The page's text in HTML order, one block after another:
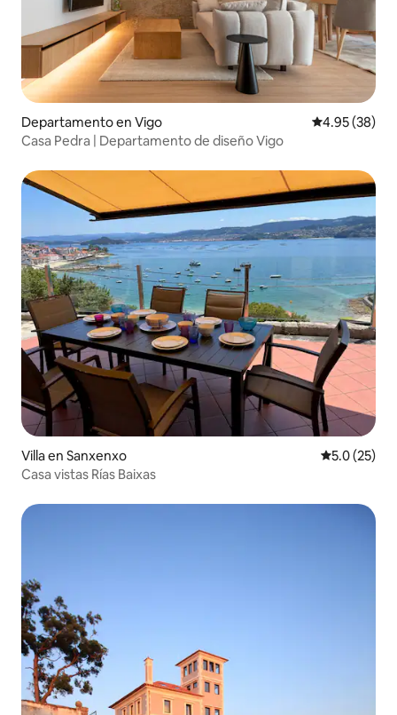
Departamento en Vigo Calificación
4.95 (38)
Casa Pedra | Departamento de diseño Vigo
Villa en Sanxenxo Calificación
5.0 (25)
Casa vistas Rías Baixas